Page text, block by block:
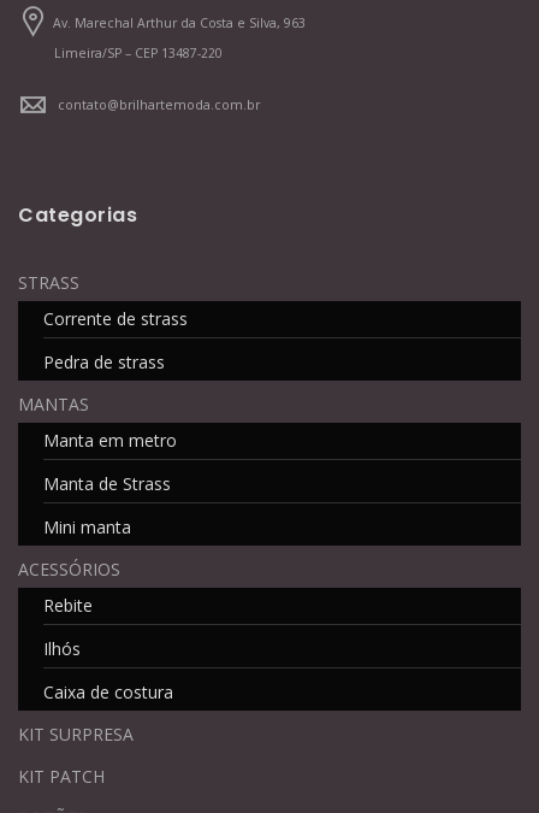
Av. Marechal Arthur da Costa e Silva, 963
Limeira/SP – CEP 13487-220
contato@brilhartemoda.com.br
Categorias
STRASS
Corrente de strass
Pedra de strass
MANTAS
Manta em metro
Manta de Strass
Mini manta
ACESSÓRIOS
Rebite
Ilhós
Caixa de costura
KIT SURPRESA
KIT PATCH